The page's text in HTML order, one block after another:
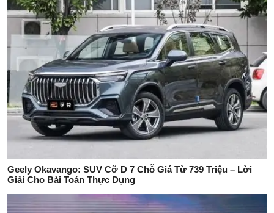
Geely Okavango: SUV Cỡ D 7 Chỗ Giá Từ 739 Triệu – Lời
Giải Cho Bài Toán Thực Dụng